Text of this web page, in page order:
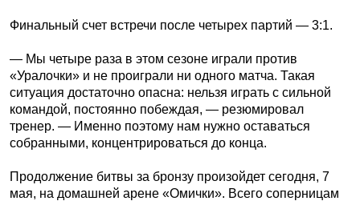
Финальный счет встречи после четырех партий — 3:1.
— Мы четыре раза в этом сезоне играли против
«Уралочки» и не проиграли ни одного матча. Такая
ситуация достаточно опасна: нельзя играть с сильной
командой, постоянно побеждая, — резюмировал
тренер. — Именно поэтому нам нужно оставаться
собранными, концентрироваться до конца.
Продолжение битвы за бронзу произойдет сегодня, 7
мая, на домашней арене «Омички». Всего соперницам